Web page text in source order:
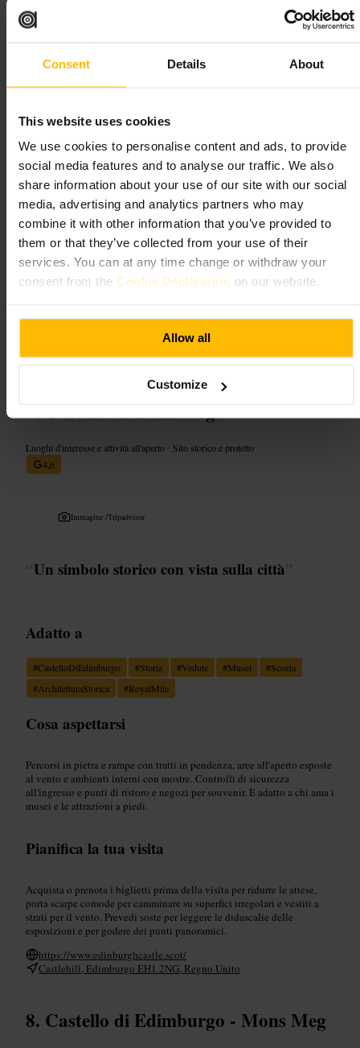
Consent Details About
This website uses cookies
We use cookies to personalise content and ads, to provide
social media features and to analyse our traffic. We also
share information about your use of our site with our social
media, advertising and analytics partners who may
combine it with other information that you’ve provided to
them or that they’ve collected from your use of their
services. You can at any time change or withdraw your
consent from the Cookie Declaration on our website.
Allow all
Customize
Adatto a
Passeggiostorico
Resti di mura e postazioni da cui si controllava il territorio, superfici in
pietra e percorsi irregolari. A tratti il sito è esposto al vento, quindi le
condizioni meteo si percepiscono. Non ci sono grandi servizi sul
posto; l’esperienza è di tipo esplorativo e fotografico, con molte
opportunità per osservare dettagli costruttivi e panorami urbani.
Pianifica la tua visita
Indossa scarpe comode per camminare su lastre e gradini irregolari.
storico o a un castello vicino. Rispetta le aree recintate e i segnali
informativi durante l’esplorazione.
Edimburgo EH1 2NG, Regno Unito
Castello di Edimburgo
Luoghi d'interesse e attività all'aperto • Sito storico e protetto
4,6
Immagine /Tripadvisor
“Un simbolo storico con vista sulla città”
Adatto a
#CastelloDiEdimburgo #Storia #Vedute #Musei #Scozia
#ArchitetturaStorica #RoyalMile
Cosa aspettarsi
Percorsi in pietra e rampe con tratti in pendenza, aree all'aperto esposte
al vento e ambienti interni con mostre. Controlli di sicurezza
all'ingresso e punti di ristoro e negozi per souvenir. È adatto a chi ama i
musei e le attrazioni a piedi.
Pianifica la tua visita
Acquista o prenota i biglietti prima della visita per ridurre le attese,
porta scarpe comode per camminare su superfici irregolari e vestiti a
strati per il vento. Prevedi soste per leggere le didascalie delle
esposizioni e per godere dei punti panoramici.
https://www.edinburghcastle.scot/
Castlehill, Edimburgo EH1 2NG, Regno Unito
Castello di Edimburgo - Mons Meg